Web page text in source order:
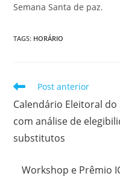
Semana Santa de paz.
TAGS: HORÁRIO
Leia
artigos
Post anterior
Calendário Eleitoral do
com análise de
substitutos
Workshop e Prêmio